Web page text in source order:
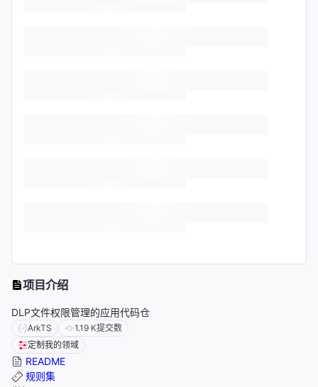
项目介绍
DLP文件权限管理的应用代码仓
ArkTS 1.19 K提交数
定制我的领域
README
规则集